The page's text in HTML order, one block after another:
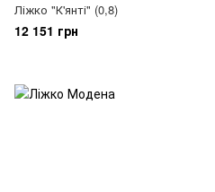
Ліжко "К'янті" (0,8)
12 151 грн